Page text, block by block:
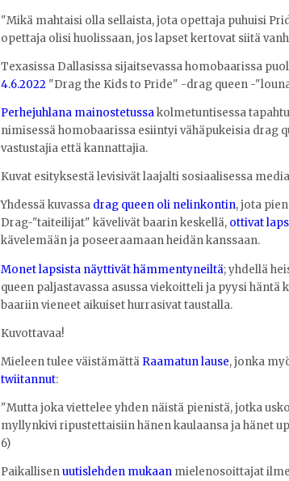
"Mikä mahtaisi olla sellaista, jota opettaja puhuisi
opettaja olisi huolissaan, jos lapset kertovat siitä
Texasissa Dallasissa sijaitsevassa homobaarissa
4.6.2022 "Drag the Kids to Pride" -drag queen -
Perhejuhlana mainostetussakolmetuntisessa
nimisessä homobaarissa esiintyi vähäpukeisia drag
vastustajia että kannattajia.
Kuvat esityksestä levisivät laajalti sosiaalisessa
Yhdessä kuvassa drag queen oli nelinkontin, jota
Drag-"taiteilijat" kävelivät baarin keskellä, ottivat
kävelemään ja poseeraamaan heidän kanssaan.
Monet lapsista näyttivät hämmentyneiltä; yhdellä
queen paljastavassa asussa viekoitteli ja pyysi
baariin vieneet aikuiset hurrasivat taustalla.
Kuvottavaa!
Mieleen tulee väistämättä Raamatun lause, jonka
twiitannut:
"Mutta joka viettelee yhden näistä pienistä, jotka
myllynkivi ripustettaisiin hänen kaulaansa ja hänet
6)
Paikallisenuutislehden mukaan mielenosoittajat